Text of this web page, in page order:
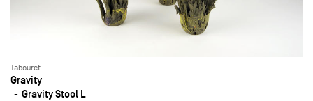
Tabouret
Gravity
Gravity Stool L